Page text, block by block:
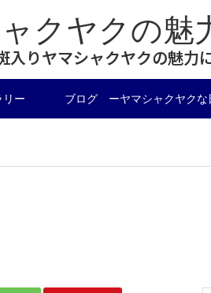
クヤクの魅
りヤマシャクヤクの魅力に
ー ブログ ーヤマシャクヤクな